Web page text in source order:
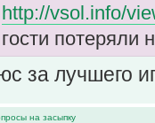
http://vsol.info/
гости потеряли
за лучшего
на засыпку